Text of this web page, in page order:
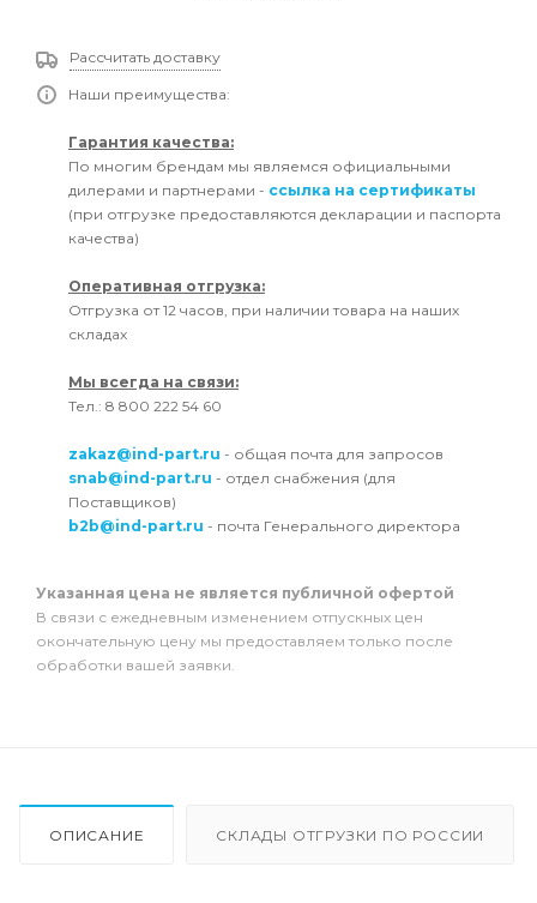
Рассчитать доставку
Наши преимущества:
Гарантия качества:
По многим брендам мы являемся официальными
дилерами и партнерами - ссылка на сертификаты
(при отгрузке предоставляются декларации и паспорта
качества)
Оперативная отгрузка:
Отгрузка от 12 часов, при наличии товара на наших
складах
Мы всегда на связи:
Тел.: 8 800 222 54 60
zakaz@ind-part.ru - общая почта для запросов
snab@ind-part.ru - отдел снабжения (для
Поставщиков)
b2b@ind-part.ru - почта Генерального директора
Указанная цена не является публичной офертой
В связи с ежедневным изменением отпускных цен
окончательную цену мы предоставляем только после
обработки вашей заявки.
ОПИСАНИЕ СКЛАДЫ ОТГРУЗКИ ПО РОССИИ